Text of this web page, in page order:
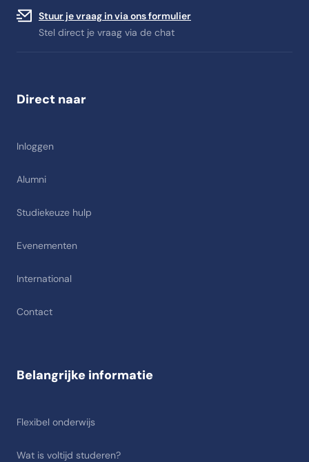
Stuur je vraag in via ons formulier
Stel direct je vraag via de chat
Direct naar
Inloggen
Alumni
Studiekeuze hulp
Evenementen
International
Contact
Belangrijke informatie
Flexibel onderwijs
Wat is voltijd studeren?